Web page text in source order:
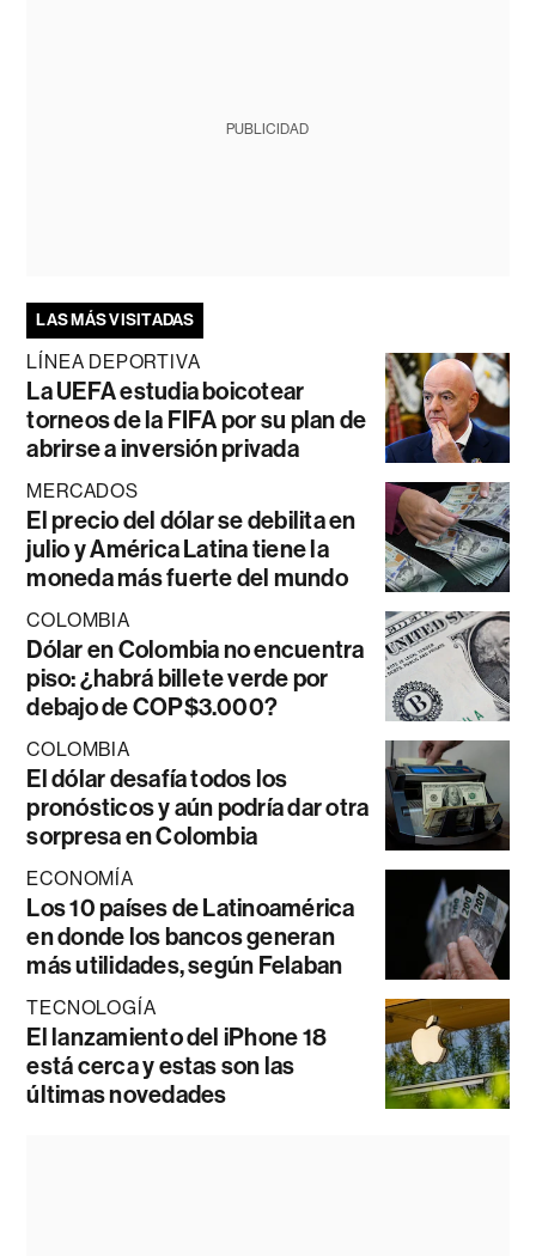
PUBLICIDAD
LAS MÁS VISITADAS
LÍNEA DEPORTIVA
La UEFA estudia boicotear
torneos de la FIFA por su plan de
abrirse a inversión privada
MERCADOS
El precio del dólar se debilita en
julio y América Latina tiene la
moneda más fuerte del mundo
COLOMBIA
Dólar en Colombia no encuentra
piso: ¿habrá billete verde por
debajo de COP$3.000?
COLOMBIA
El dólar desafía todos los
pronósticos y aún podría dar otra
sorpresa en Colombia
ECONOMÍA
Los 10 países de Latinoamérica
en donde los bancos generan
más utilidades, según Felaban
TECNOLOGÍA
El lanzamiento del iPhone 18
está cerca y estas son las
últimas novedades